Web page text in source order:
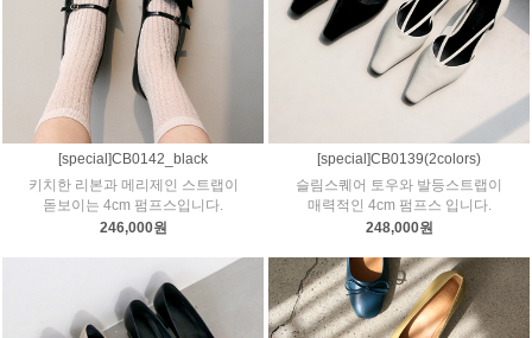
[special]CB0142_black
키치한 리본과 메리제인 스트랩이
돋보이는 4cm 펌프스입니다.
246,000원
[special]CB0139(2colors)
슬림스퀘어 토우와 발등스트랩이
매력적인 4cm 펌프스 입니다.
248,000원